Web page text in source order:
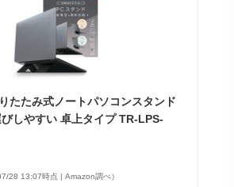
たたみ式ノートパソコンスタンド
しやすい 卓上タイプ TR-LPS-
28 13:07時点 | Amazon調べ）